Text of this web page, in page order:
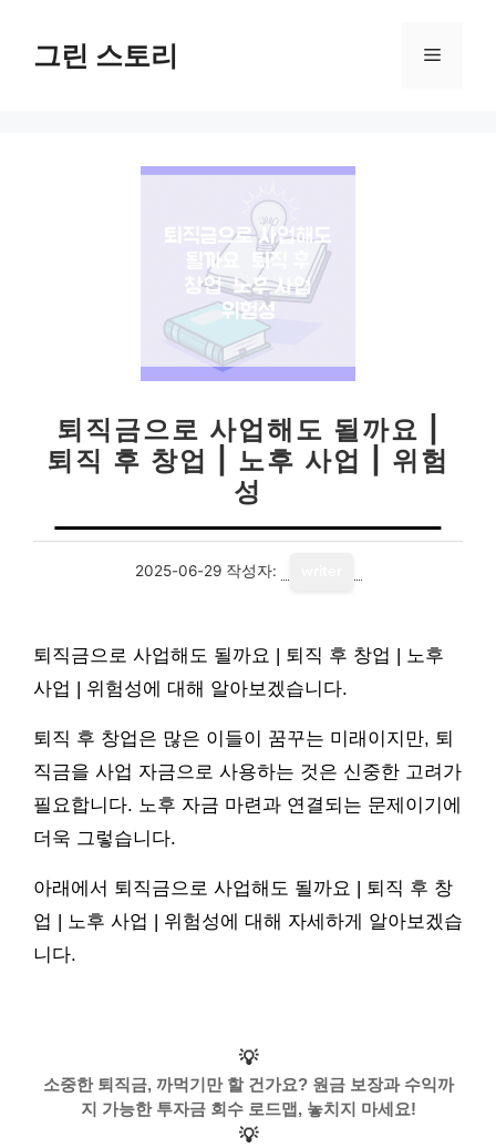
그린 스토리 메
퇴직금으로 사업해도 될까요 |
퇴직 후 창업 | 노후 사업 | 위험
성
2025-06-29 작성자:
퇴직금으로 사업해도 될까요 | 퇴직 후 창업 | 노후
사업 | 위험성에 대해 알아보겠습니다.
퇴직 후 창업은 많은 이들이 꿈꾸는 미래이지만, 퇴
직금을 사업 자금으로 사용하는 것은 신중한 고려가
필요합니다. 노후 자금 마련과 연결되는 문제이기에
더욱 그렇습니다.
아래에서 퇴직금으로 사업해도 될까요 | 퇴직 후 창
업 | 노후 사업 | 위험성에 대해 자세하게 알아보겠습
니다.
💡
소중한 퇴직금, 까먹기만 할 건가요? 원금 보장과 수익까
지 가능한 투자금 회수 로드맵, 놓치지 마세요!
💡